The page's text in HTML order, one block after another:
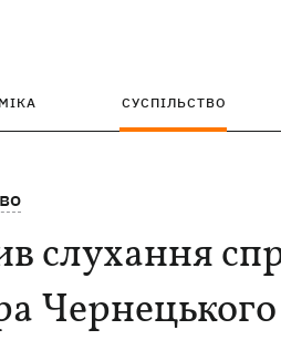
СУСПІЛЬСТВО
слухання
Чернецького